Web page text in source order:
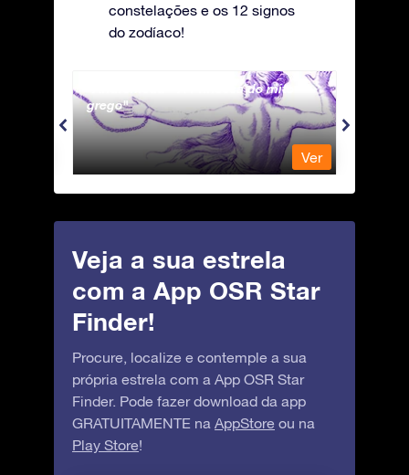
constelações e os 12 signos
do zodíaco!
Andromeda - A Princesa do mito
grego
Ver
Veja a sua estrela
com a App OSR Star
Finder!
Procure, localize e contemple a sua
própria estrela com a App OSR Star
Finder. Pode fazer download da app
GRATUITAMENTE na AppStore ou na
Play Store!